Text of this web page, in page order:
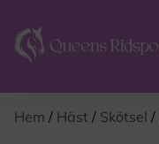
Hem / Häst / Skötsel /